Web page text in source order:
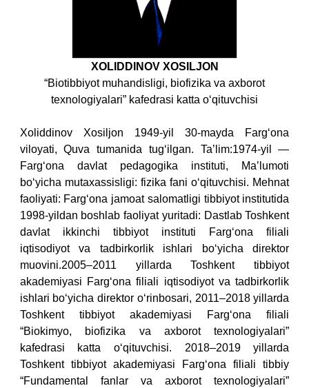
XOLIDDINOV XOSILJON
“Biotibbiyot muhandisligi, biofizika va axborot
texnologiyalari” kafedrasi katta o‘qituvchisi
Xoliddinov Xosiljon 1949-yil 30-mayda Farg‘ona
viloyati, Quva tumanida tug‘ilgan. Ta’lim:1974-yil —
Farg‘ona davlat pedagogika instituti,
Maʼlumoti
bo‘yicha mutaxassisligi: fizika fani o‘qituvchisi. Mehnat
faoliyati: Farg‘ona jamoat salomatligi tibbiyot institutida
1998-yildan boshlab faoliyat yuritadi: Dastlab Toshkent
davlat ikkinchi tibbiyot instituti Farg‘ona filiali
iqtisodiyot va tadbirkorlik ishlari bo‘yicha direktor
muovini.2005–2011 yillarda Toshkent tibbiyot
akademiyasi Farg‘ona filiali iqtisodiyot va tadbirkorlik
ishlari bo‘yicha direktor o‘rinbosari, 2011–2018 yillarda
Toshkent tibbiyot akademiyasi Farg‘ona filiali
“Biokimyo, biofizika va axborot texnologiyalari”
kafedrasi katta o‘qituvchisi. 2018–2019 yillarda
Toshkent tibbiyot akademiyasi Farg‘ona filiali tibbiy
“Fundamental fanlar va axborot texnologiyalari”